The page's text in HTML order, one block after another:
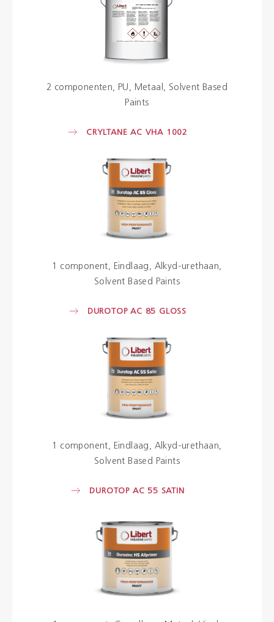
2 componenten PU Metaal
Solvent Based
Paints
CRYLTANE AC VHA 1002
1 component Eindlaag
Alkyd-urethaan
Solvent Based Paints
DUROTOP AC 85 GLOSS
1 component Eindlaag
Alkyd-urethaan
Solvent Based Paints
DUROTOP AC 55 SATIN